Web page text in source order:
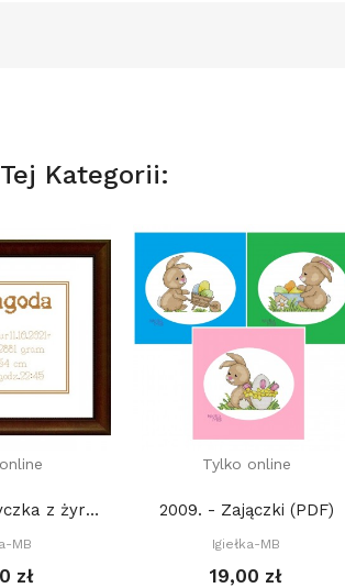
Kategorii:
2939. - Metryczka z żyrafą (PDF)
MB
zł
Tylko online
2009. - Zajączki (PDF)
Igiełka-MB
19,00 zł